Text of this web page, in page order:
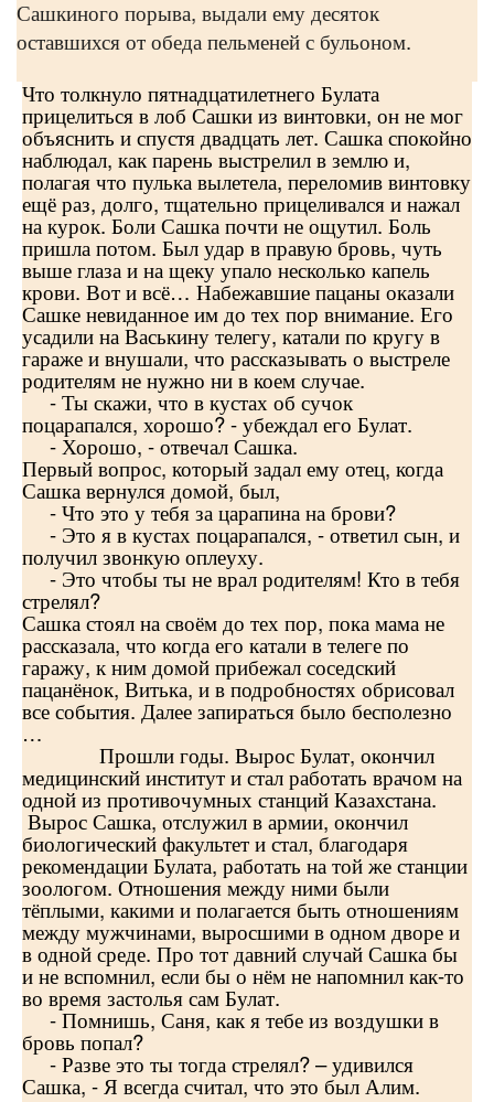
Сашкиного порыва, выдали ему десяток
оставшихся от обеда пельменей с бульоном.
Что толкнуло пятнадцатилетнего Булата
прицелиться в лоб Сашки из винтовки, он не мог
объяснить и спустя двадцать лет. Сашка спокойно
наблюдал, как парень выстрелил в землю и,
полагая что пулька вылетела, переломив винтовку
ещё раз, долго, тщательно прицеливался и нажал
на курок. Боли Сашка почти не ощутил. Боль
пришла потом. Был удар в правую бровь, чуть
выше глаза и на щеку упало несколько капель
крови. Вот и всё… Набежавшие пацаны оказали
Сашке невиданное им до тех пор внимание. Его
усадили на Васькину телегу, катали по кругу в
гараже и внушали, что рассказывать о выстреле
родителям не нужно ни в коем случае.
- Ты скажи, что в кустах об сучок
поцарапался, хорошо? - убеждал его Булат.
- Хорошо, - отвечал Сашка.
Первый вопрос, который задал ему отец, когда
Сашка вернулся домой, был,
- Что это у тебя за царапина на брови?
- Это я в кустах поцарапался, - ответил сын, и
получил звонкую оплеуху.
- Это чтобы ты не врал родителям! Кто в тебя
стрелял?
Сашка стоял на своём до тех пор, пока мама не
рассказала, что когда его катали в телеге по
гаражу, к ним домой прибежал соседский
пацанёнок, Витька, и в подробностях обрисовал
все события. Далее запираться было бесполезно
…
Прошли годы. Вырос Булат, окончил
медицинский институт и стал работать врачом на
одной из противочумных станций Казахстана.
Вырос Сашка, отслужил в армии, окончил
биологический факультет и стал, благодаря
рекомендации Булата, работать на той же станции
зоологом. Отношения между ними были
тёплыми, какими и полагается быть отношениям
между мужчинами, выросшими в одном дворе и
в одной среде. Про тот давний случай Сашка бы
и не вспомнил, если бы о нём не напомнил как-то
во время застолья сам Булат.
- Помнишь, Саня, как я тебе из воздушки в
бровь попал?
- Разве это ты тогда стрелял? – удивился
Сашка, - Я всегда считал, что это был Алим.